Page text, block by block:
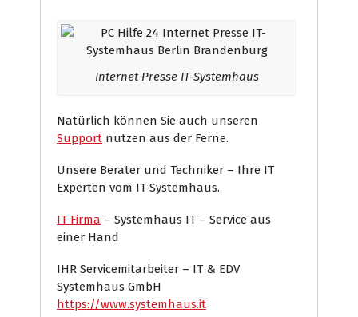
Internet Presse IT-Systemhaus
Natürlich können Sie auch unseren
Support nutzen aus der Ferne.
Unsere Berater und Techniker – Ihre IT
Experten vom IT-Systemhaus.
IT Firma – Systemhaus IT – Service aus
einer Hand
IHR Servicemitarbeiter – IT & EDV
Systemhaus GmbH
https://www.systemhaus.it